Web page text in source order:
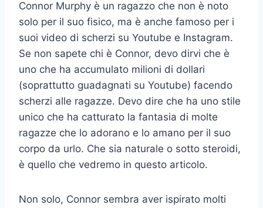
Connor Murphy è un ragazzo che non è noto
solo per il suo fisico, ma è anche famoso per i
suoi video di scherzi su Youtube e Instagram.
Se non sapete chi è Connor, devo dirvi che è
uno che ha accumulato milioni di dollari
(soprattutto guadagnati su Youtube) facendo
scherzi alle ragazze. Devo dire che ha uno stile
unico che ha catturato la fantasia di molte
ragazze che lo adorano e lo amano per il suo
corpo da urlo. Che sia naturale o sotto steroidi,
è quello che vedremo in questo articolo.
Non solo, Connor sembra aver ispirato molti